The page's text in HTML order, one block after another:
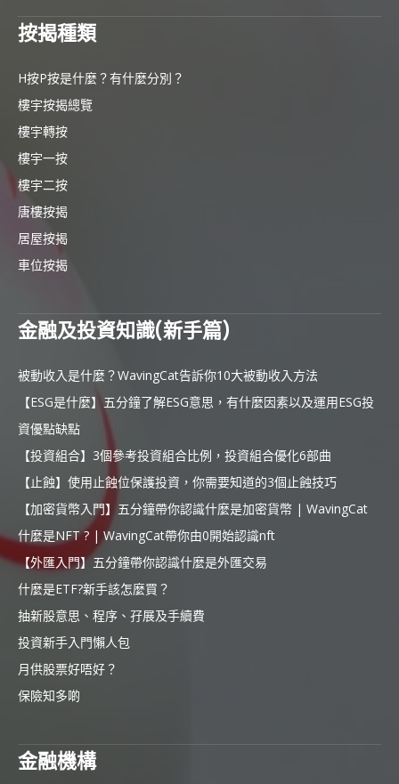
按揭種類
H按P按是什麼？有什麼分別？
樓宇按揭總覽
樓宇轉按
樓宇一按
樓宇二按
唐樓按揭
居屋按揭
車位按揭
金融及投資知識(新手篇)
被動收入是什麼？WavingCat告訴你10大被動收入方法
【ESG是什麼】五分鐘了解ESG意思，有什麼因素以及運用ESG投
資優點缺點
【投資組合】3個參考投資組合比例，投資組合優化6部曲
【止蝕】使用止蝕位保護投資，你需要知道的3個止蝕技巧
【加密貨幣入門】五分鐘帶你認識什麼是加密貨幣 | WavingCat
什麼是NFT ? | WavingCat帶你由0開始認識nft
【外匯入門】五分鐘帶你認識什麼是外匯交易
什麼是ETF?新手該怎麼買？
抽新股意思、程序、孖展及手續費
投資新手入門懶人包
月供股票好唔好？
保險知多啲
金融機構